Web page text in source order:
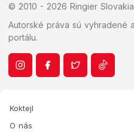
© 2010 - 2026 Ringier Slovakia
Autorské práva sú vyhradené
portálu.
Koktejl
O nás